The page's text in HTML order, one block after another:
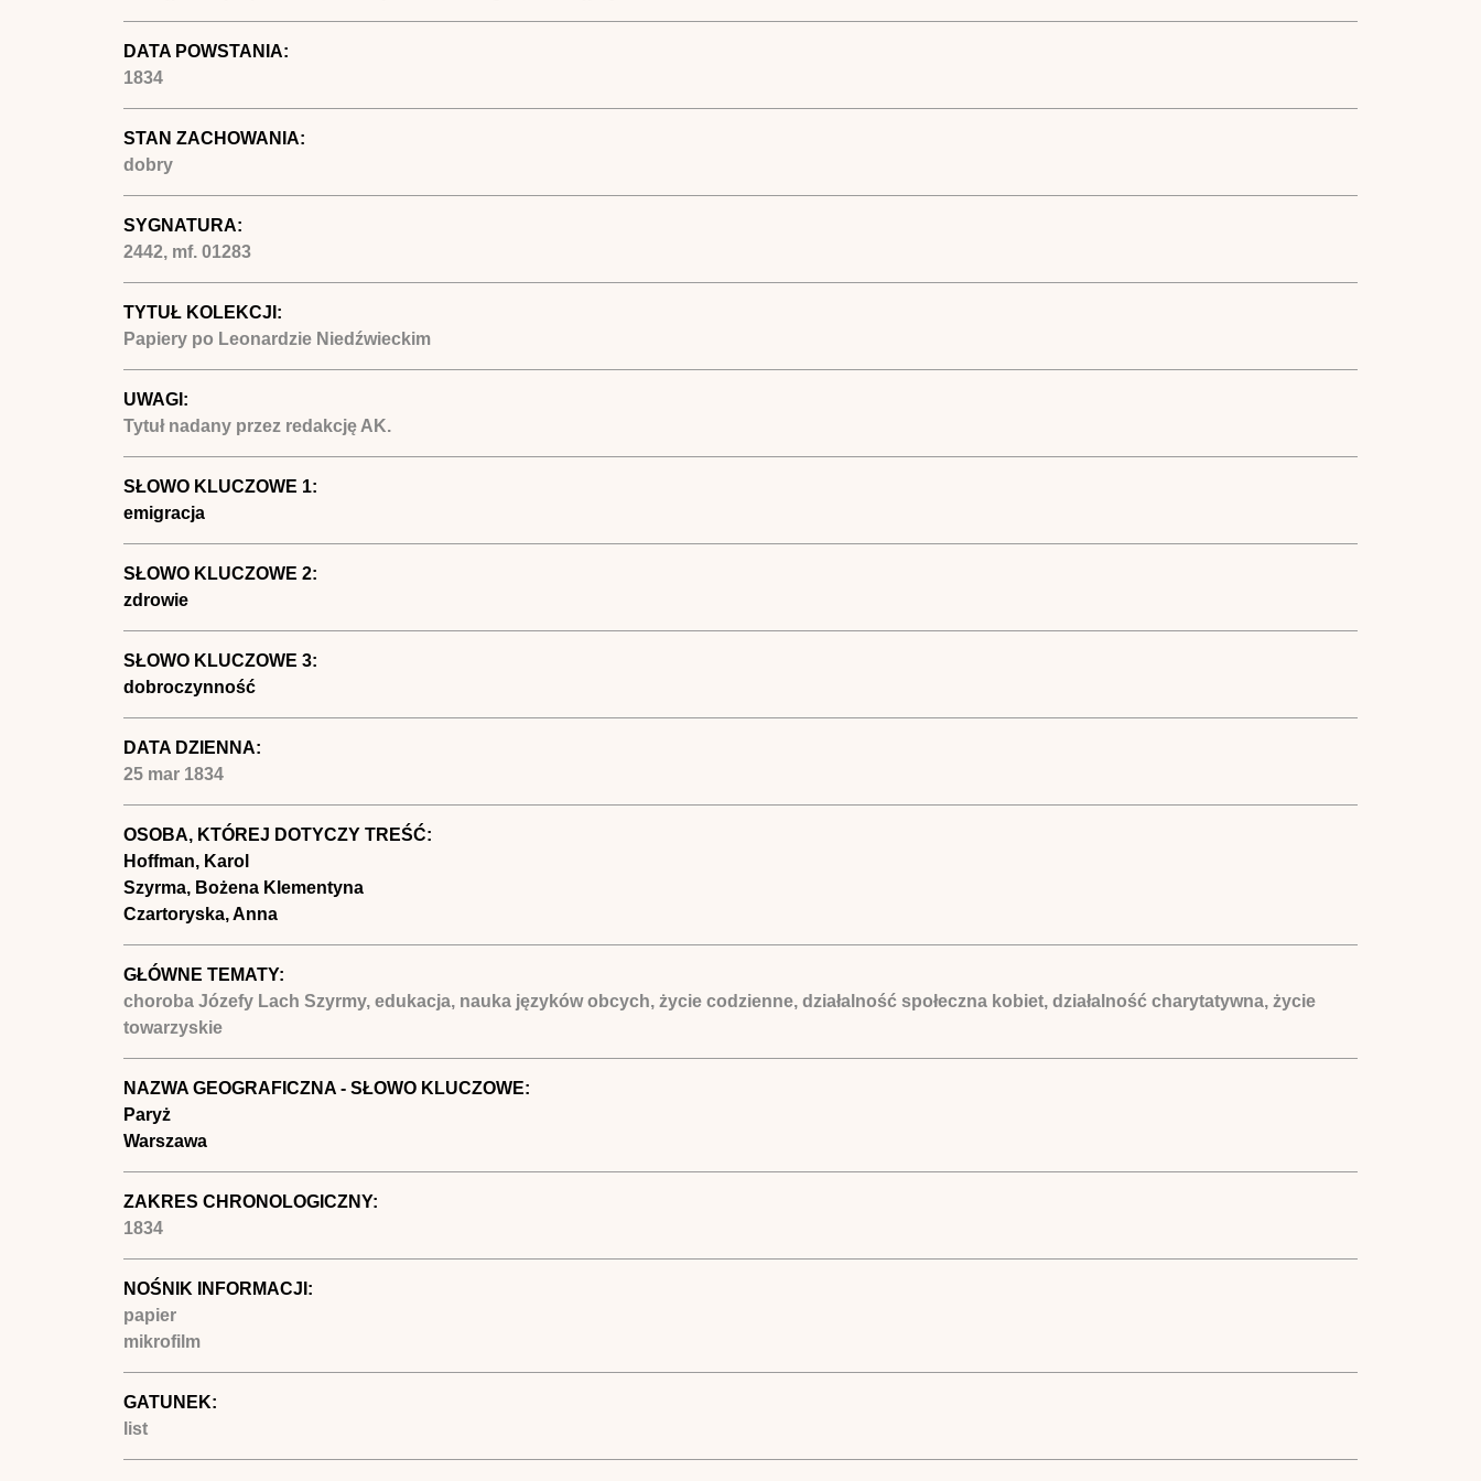
DATA POWSTANIA:
1834
STAN ZACHOWANIA:
dobry
SYGNATURA:
2442, mf. 01283
TYTUŁ KOLEKCJI:
Papiery po Leonardzie Niedźwieckim
UWAGI:
Tytuł nadany przez redakcję AK.
SŁOWO KLUCZOWE 1:
emigracja
SŁOWO KLUCZOWE 2:
zdrowie
SŁOWO KLUCZOWE 3:
dobroczynność
DATA DZIENNA:
25 mar 1834
OSOBA, KTÓREJ DOTYCZY TREŚĆ:
Hoffman, Karol
Szyrma, Bożena Klementyna
Czartoryska, Anna
GŁÓWNE TEMATY:
choroba Józefy Lach Szyrmy, edukacja, nauka języków obcych, życie codzienne, działalność społeczna kobiet, działalność charytatywna, życie
towarzyskie
NAZWA GEOGRAFICZNA - SŁOWO KLUCZOWE:
Paryż
Warszawa
ZAKRES CHRONOLOGICZNY:
1834
NOŚNIK INFORMACJI:
papier
mikrofilm
GATUNEK:
list